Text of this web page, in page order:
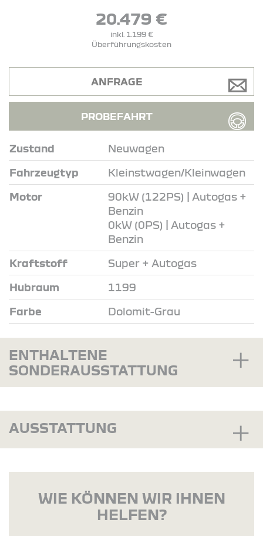
20.479 €
inkl. 1.199 €
Überführungskosten
Zustand Neuwagen
Fahrzeugtyp Kleinstwagen/Kleinwagen
Motor
90kW (122PS) | Autogas +
Benzin
0kW (0PS) | Autogas +
Benzin
Kraftstoff Super + Autogas
Hubraum 1199
Farbe Dolomit-Grau
ANFRAGE
PROBEFAHRT
ENTHALTENE
SONDERAUSSTATTUNG
AUSSTATTUNG
WIE KÖNNEN WIR IHNEN
HELFEN?